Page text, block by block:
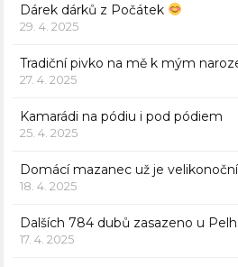
Dárek dárků z Počátek
29. 4. 2025
Tradiční pivko na mě k mým
27. 4. 2025
Kamarádi na pódiu i pod pódiem
25. 4. 2025
Domácí mazanec už je
18. 4. 2025
Dalších 784 dubů zasazeno u
17. 4. 2025